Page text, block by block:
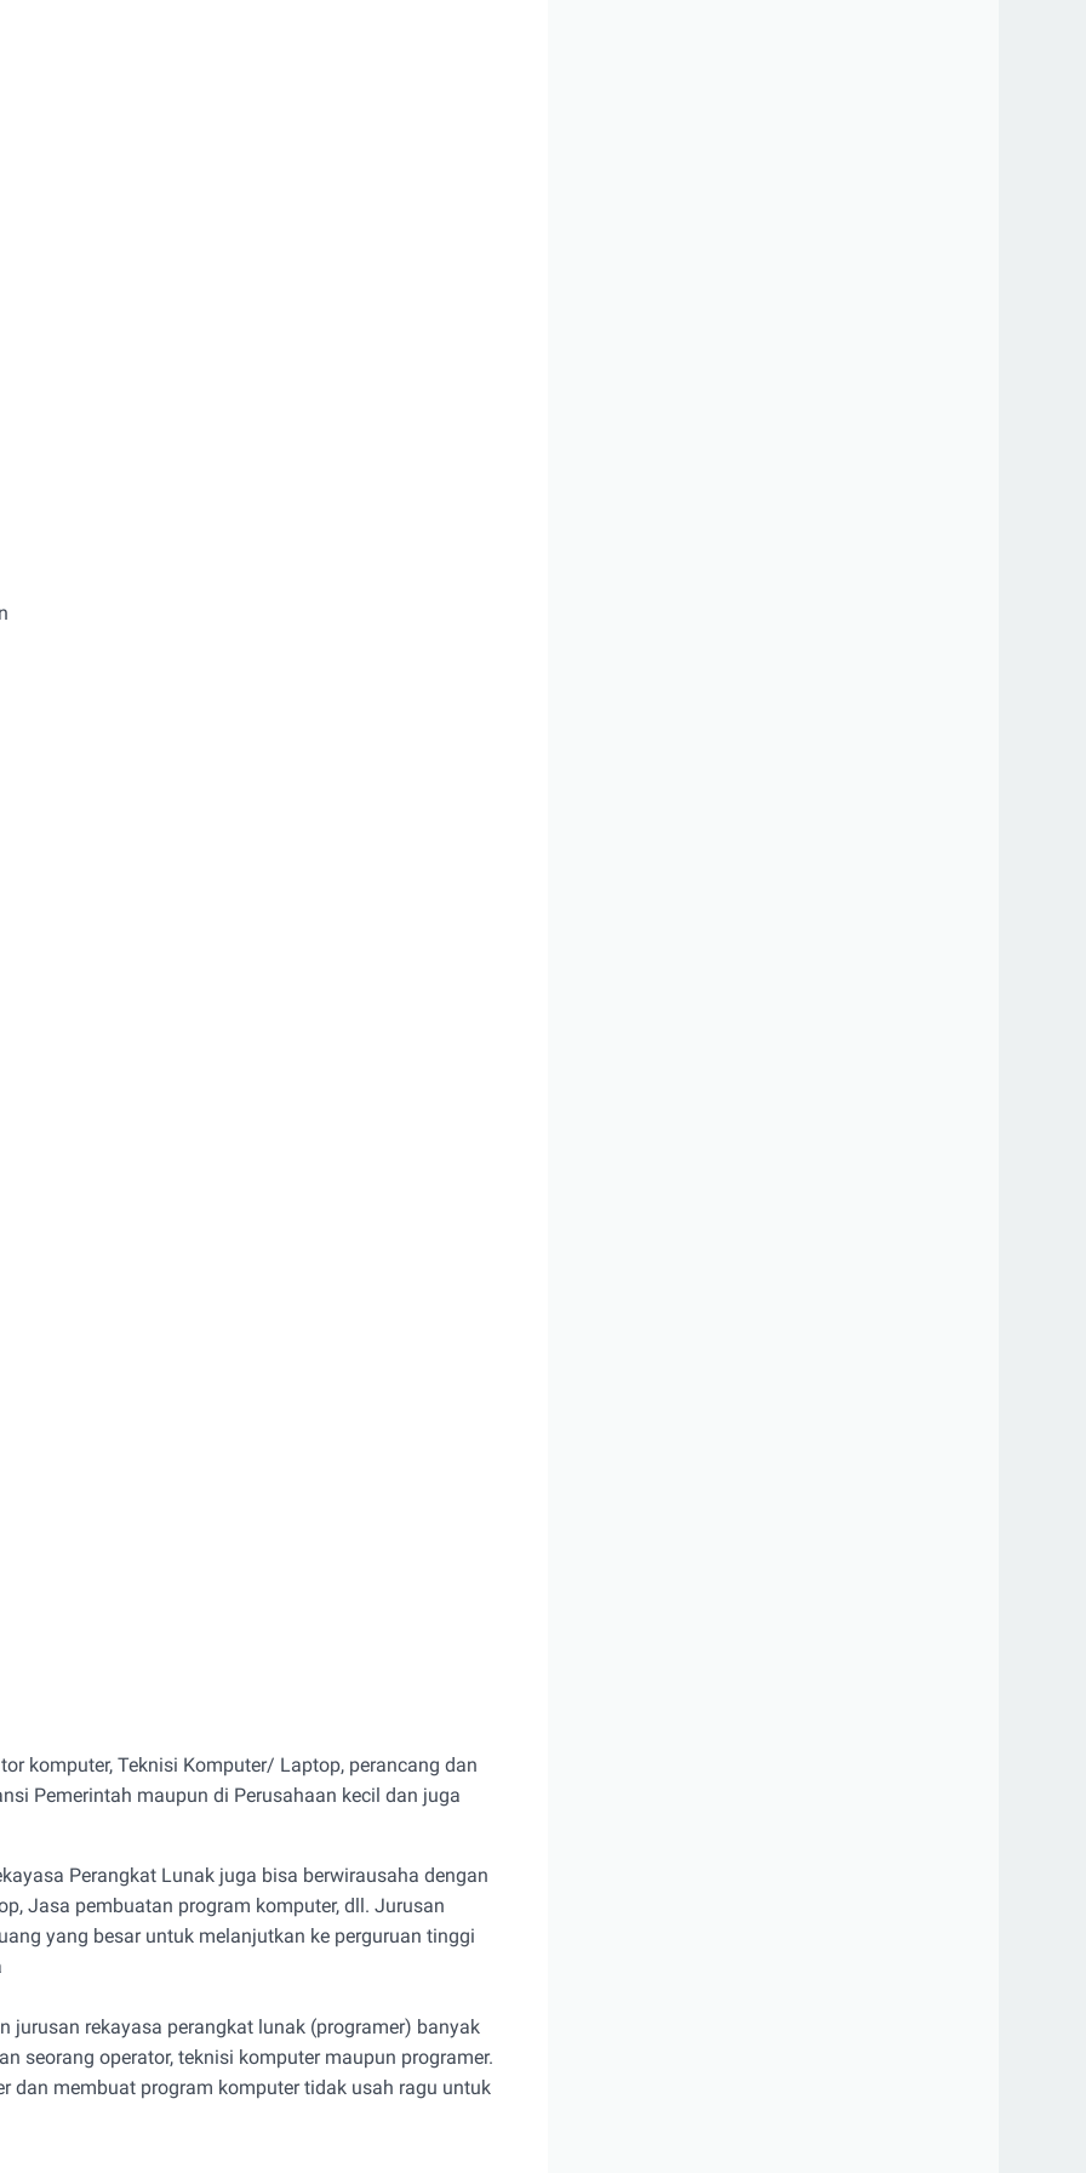
komputer, Teknisi Komputer/ Laptop, perancang dan
Pemerintah maupun di Perusahaan kecil dan juga
Perangkat Lunak juga bisa berwirausaha dengan
Jasa pembuatan program komputer, dll. Jurusan
yang besar untuk melanjutkan ke perguruan tinggi
jurusan rekayasa perangkat lunak (programer) banyak
seorang operator, teknisi komputer maupun programer.
membuat program komputer tidak usah ragu untuk